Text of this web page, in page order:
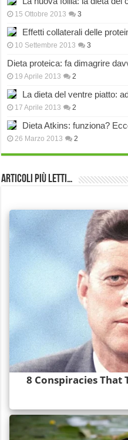
15 Ottobre 2013 3
Effetti collaterali delle
10 Settembre 2013 3
Dieta proteica: fa dimagrire
19 Aprile 2013 2
La dieta del ventre piatto:
17 Aprile 2013 2
Dieta Atkins: funziona?
26 Marzo 2013 2
Articoli più Letti…